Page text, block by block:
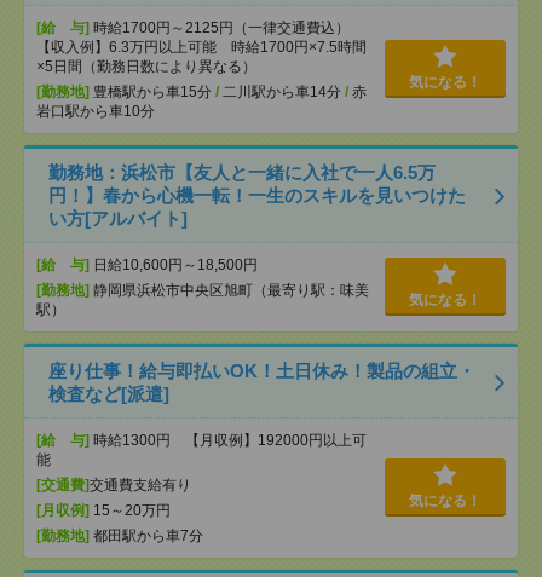
[給 与] 時給1700円～2125円（一律交通費込）
【収入例】6.3万円以上可能 時給1700円×7.5時間
×5日間（勤務日数により異なる）
[勤務地] 豊橋駅から車15分 / 二川駅から車14分 / 赤
岩口駅から車10分
気になる！
勤務地：浜松市【友人と一緒に入社で一人6.5万
円！】春から心機一転！一生のスキルを見いつけた
い方[アルバイト]
[給 与] 日給10,600円～18,500円
[勤務地] 静岡県浜松市中央区旭町（最寄り駅：味美
駅）
気になる！
座り仕事！給与即払いOK！土日休み！製品の組立・
検査など[派遣]
[給 与] 時給1300円 【月収例】192000円以上可
能
[交通費]交通費支給有り
[月収例] 15～20万円
[勤務地] 都田駅から車7分
気になる！